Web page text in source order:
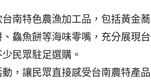
南特色農漁加工品，包括黃金蕎
鱻魚餅等海味零嘴，充分展現台
民眾駐足選購。
，讓民眾直接感受台南農特產品